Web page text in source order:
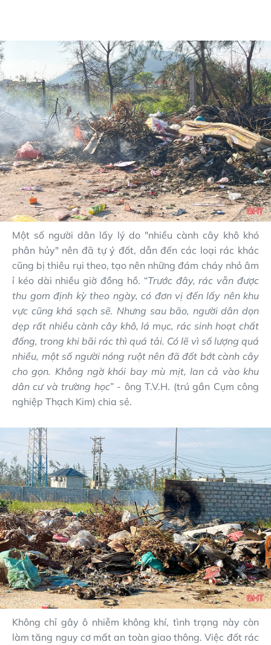
Một số người dân lấy lý do "nhiều cành cây khô khó
phân hủy" nên đã tự ý đốt, dẫn đến các loại rác khác
cũng bị thiêu rụi theo, tạo nên những đám cháy nhỏ âm
ỉ kéo dài nhiều giờ đồng hồ. “Trước đây, rác vẫn được
thu gom định kỳ theo ngày, có đơn vị đến lấy nên khu
vực cũng khá sạch sẽ. Nhưng sau bão, người dân dọn
dẹp rất nhiều cành cây khô, lá mục, rác sinh hoạt chất
đống, trong khi bãi rác thì quá tải. Có lẽ vì số lượng quá
nhiều, một số người nóng ruột nên đã đốt bớt cành cây
cho gọn. Không ngờ khói bay mù mịt, lan cả vào khu
dân cư và trường học” - ông T.V.H. (trú gần Cụm công
nghiệp Thạch Kim) chia sẻ.
Không chỉ gây ô nhiễm không khí, tình trạng này còn
làm tăng nguy cơ mất an toàn giao thông. Việc đốt rác